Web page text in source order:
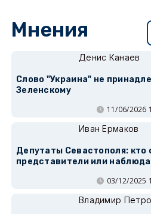
Мнения
Денис Канаев
Слово "Украина" не
Зеленскому
11/06/2026
Иван Ермаков
Депутаты Севастополя: кто
представители или
03/12/2025
Владимир